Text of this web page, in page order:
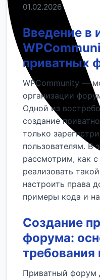
01.02.2026
Введение в
приватных
WPCommunity —
организации
Одной из
создание
только
пользователям. В
рассмотрим, как
реализовать
настроить права
примеры кода и
Создание
форума:
Приватный форум